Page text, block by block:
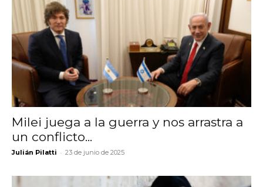
Milei juega a la guerra y nos arrastra a
un conflicto...
Julián Pilatti - 23 de junio de 2025